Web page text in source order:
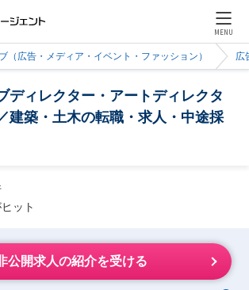
MENU
（広告・メディア・イベント・ファッション） 広
ディレクター・アートディレクタ
建築・土木の転職・求人・中途採
ット
公開求人の紹介を受ける